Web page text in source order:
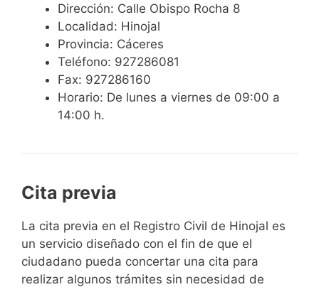
Dirección: Calle Obispo Rocha 8
Localidad: Hinojal
Provincia: Cáceres
Teléfono: 927286081
Fax: 927286160
Horario: De lunes a viernes de 09:00 a
14:00 h.
Cita previa
​​​​​​​​​​​​​​​​​​​​​​​​​​​​La cita previa en el Registro Civil de Hinojal es
un servicio diseñado con el fin de que el
ciudadano pueda concertar una cita para
realizar algunos trámites sin necesidad de